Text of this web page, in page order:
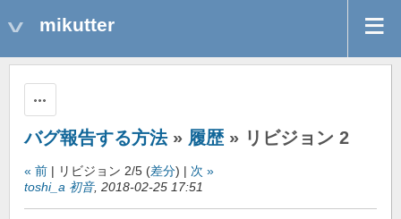
mikutter
バグ報告する方法» 履歴» リビジョン 2
« 前 | リビジョン 2/5 (差分) | 次 »
toshi_a 初音, 2018-02-25 17:51